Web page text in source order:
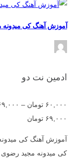
آموزش آهنگ کی میدونه
ادمین نت دو
۶۰,۰۰۰ تومان –
۶۹,۰۰۰ تومان
آموزش آهنگ کی
کی میدونه مجید رضوی